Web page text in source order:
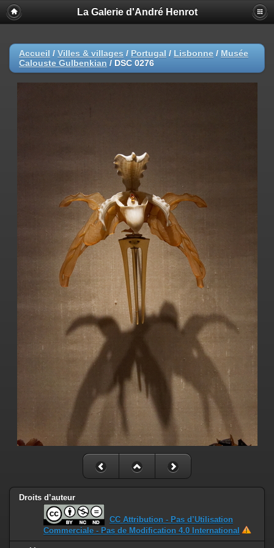
La Galerie d'André Henrot
Accueil / Villes & villages / Portugal / Lisbonne / Musée
Calouste Gulbenkian / DSC 0276
Droits d’auteur
CC Attribution - Pas d’Utilisation
Commerciale - Pas de Modification 4.0 International